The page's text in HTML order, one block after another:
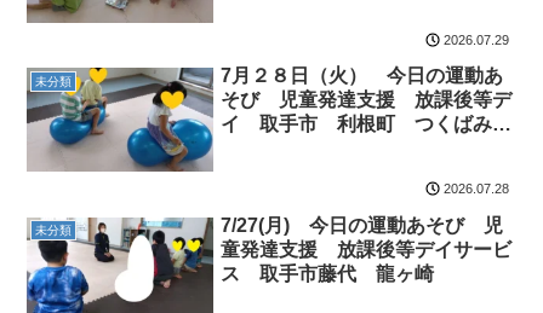
2026.07.29
未分類
7月２８日（火） 今日の運動あ
そび 児童発達支援 放課後等デ
イ 取手市 利根町 つくばみら
2026.07.28
未分類
7/27(月) 今日の運動あそび 児
童発達支援 放課後等デイサービ
ス 取手市藤代 龍ヶ崎